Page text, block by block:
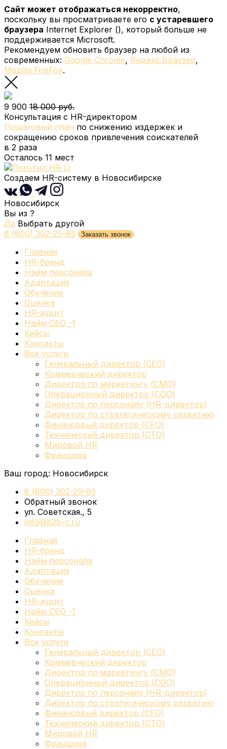
Сайт может отображаться некорректно,
поскольку вы просматриваете его с устаревшего
браузера Internet Explorer (), который больше не
поддерживается Microsoft.
Рекомендуем обновить браузер на любой из
современных: Google Chrome, Яндекс.Браузер,
Mozilla FireFox.
9 900 18 000 руб.
Консультация с HR-директором
Пошаговый план по снижению издержек и
сокращению сроков привлечения соискателей
в 2 раза
Осталось 11 мест
Создаем HR-систему в Новосибирске
Новосибирск
Вы из ?
Да Выбрать другой
8 (800) 302-29-85
Заказать звонок
Главная
HR-бренд
Найм персонала
Адаптация
Обучение
Оценка
HR-аудит
Найм СЕО -1
Кейсы
Контакты
Все услуги
Генеральный директор (CEO)
Коммерческий директор
Директор по маркетингу (CMO)
Операционный директор (COO)
Директор по персоналу (HR-директор)
Директор по стратегическому развитию
Финансовый директор (CFO)
Технический директор (CTO)
Мировой HR
Франшиза
Ваш город: Новосибирск
8 (800) 302-29-85
Обратный звонок
ул. Советская., 5
info@b2b-c.ru
Главная
HR-бренд
Найм персонала
Адаптация
Обучение
Оценка
HR-аудит
Найм СЕО -1
Кейсы
Контакты
Все услуги
Генеральный директор (CEO)
Коммерческий директор
Директор по маркетингу (CMO)
Операционный директор (COO)
Директор по персоналу (HR-директор)
Директор по стратегическому развитию
Финансовый директор (CFO)
Технический директор (CTO)
Мировой HR
Франшиза